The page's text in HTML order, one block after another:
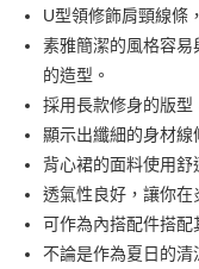
法說明評估內容。
【繳款方式說明】
1.分期款項不併入電信帳
醒簡訊。
2.透過簡訊連結打開帳單
帳／街口支付／iPASS
【注意事項】
1.本服務係由「台灣大哥
用戶於交易時，得透過本
2.基於同意付款使用「大
２．便利：只要手機號碼
３．安心：先確認商品／
【「AFTEE先享後付」結
１．於結帳方式選擇「
２．訂單成立數日內，您
３．收到繳費通知簡訊後
ATM／網路銀行／等多元
※ 請注意：結帳手續完成
購買商品的店家。未經商
後付繳納相關費用。
全家取貨付款
每筆NT$70，滿
付款後全家取貨
7-11取貨付款
每筆NT$70，滿
U型領修飾肩頸線條
素雅簡潔的風格容
的造型。
採用長款修身的版型
顯示出纖細的身材線
背心裙的面料使用舒
透氣性良好，讓你在
可作為內搭配件搭配
不論是作為夏日的清